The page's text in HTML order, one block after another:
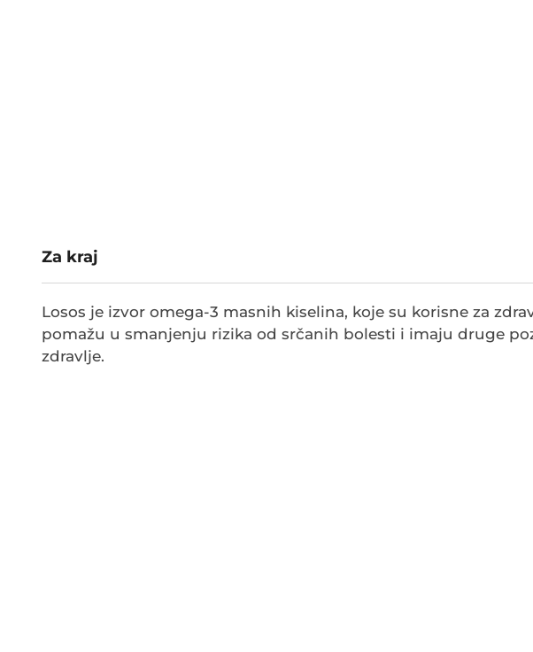
Za kraj
Losos je izvor omega-3 masnih kiselina, koje su korisne za
pomažu u smanjenju rizika od srčanih bolesti i imaju druge
zdravlje.